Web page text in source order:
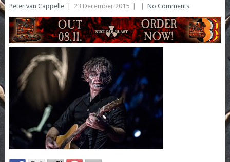
Peter van Cappelle 23 December 2015 No Comments